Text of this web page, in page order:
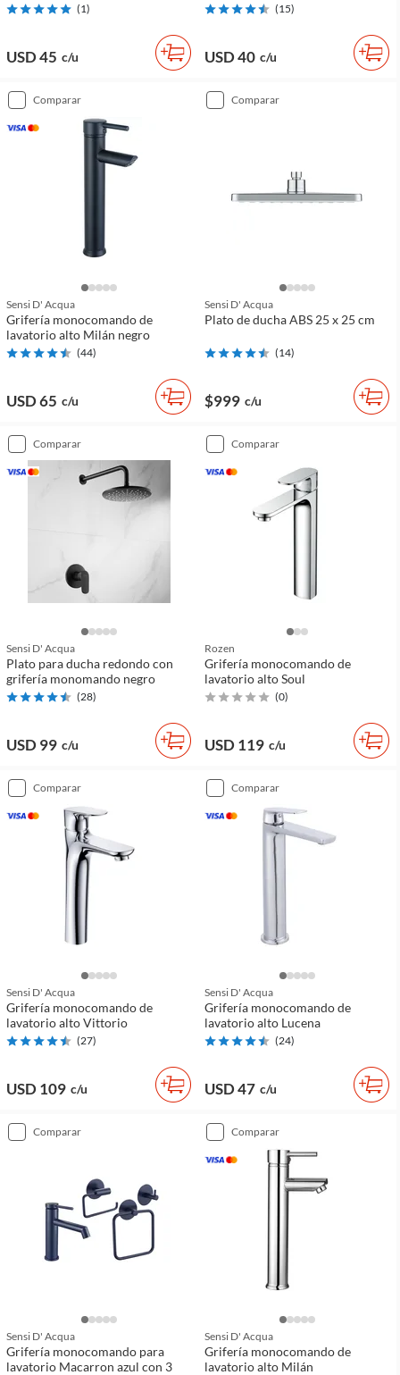
(1)
USD 45 c/u
(15)
USD 40 c/u
comparar
Sensi D' Acqua
Grifería monocomando de
lavatorio alto Milán negro
(44)
USD 65 c/u
comparar
Sensi D' Acqua
Plato de ducha ABS 25 x 25 cm
(14)
$999 c/u
comparar
Sensi D' Acqua
Plato para ducha redondo con
grifería monomando negro
(28)
USD 99 c/u
comparar
Rozen
Grifería monocomando de
lavatorio alto Soul
(0)
USD 119 c/u
comparar
Sensi D' Acqua
Grifería monocomando de
lavatorio alto Vittorio
(27)
USD 109 c/u
comparar
Sensi D' Acqua
Grifería monocomando de
lavatorio alto Lucena
(24)
USD 47 c/u
comparar
Sensi D' Acqua
Grifería monocomando para
lavatorio Macarron azul con 3
comparar
Sensi D' Acqua
Grifería monocomando de
lavatorio alto Milán